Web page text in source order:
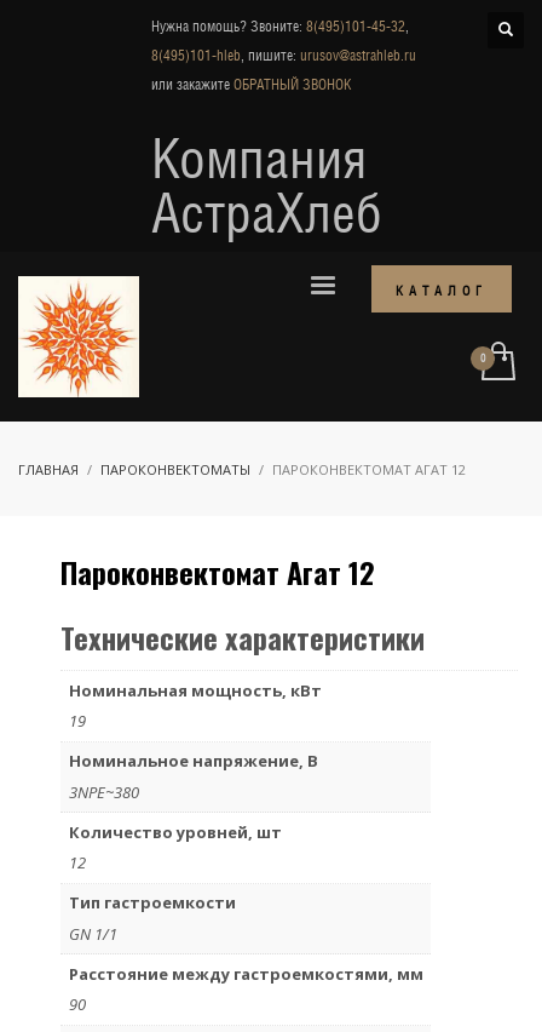
Нужна помощь? Звоните: 8(495)101-45-32,
8(495)101-hleb, пишите: urusov@astrahleb.ru
или закажите ОБРАТНЫЙ ЗВОНОК
Компания
АстраХлеб
КАТАЛОГ
ГЛАВНАЯ ПАРОКОНВЕКТОМАТЫ ПАРОКОНВЕКТОМАТ АГАТ 12
Пароконвектомат Агат 12
Технические характеристики
Номинальная мощность, кВт
19
Номинальное напряжение, В
3NPE~380
Количество уровней, шт
12
Тип гастроемкости
GN 1/1
Расстояние между гастроемкостями, мм
90